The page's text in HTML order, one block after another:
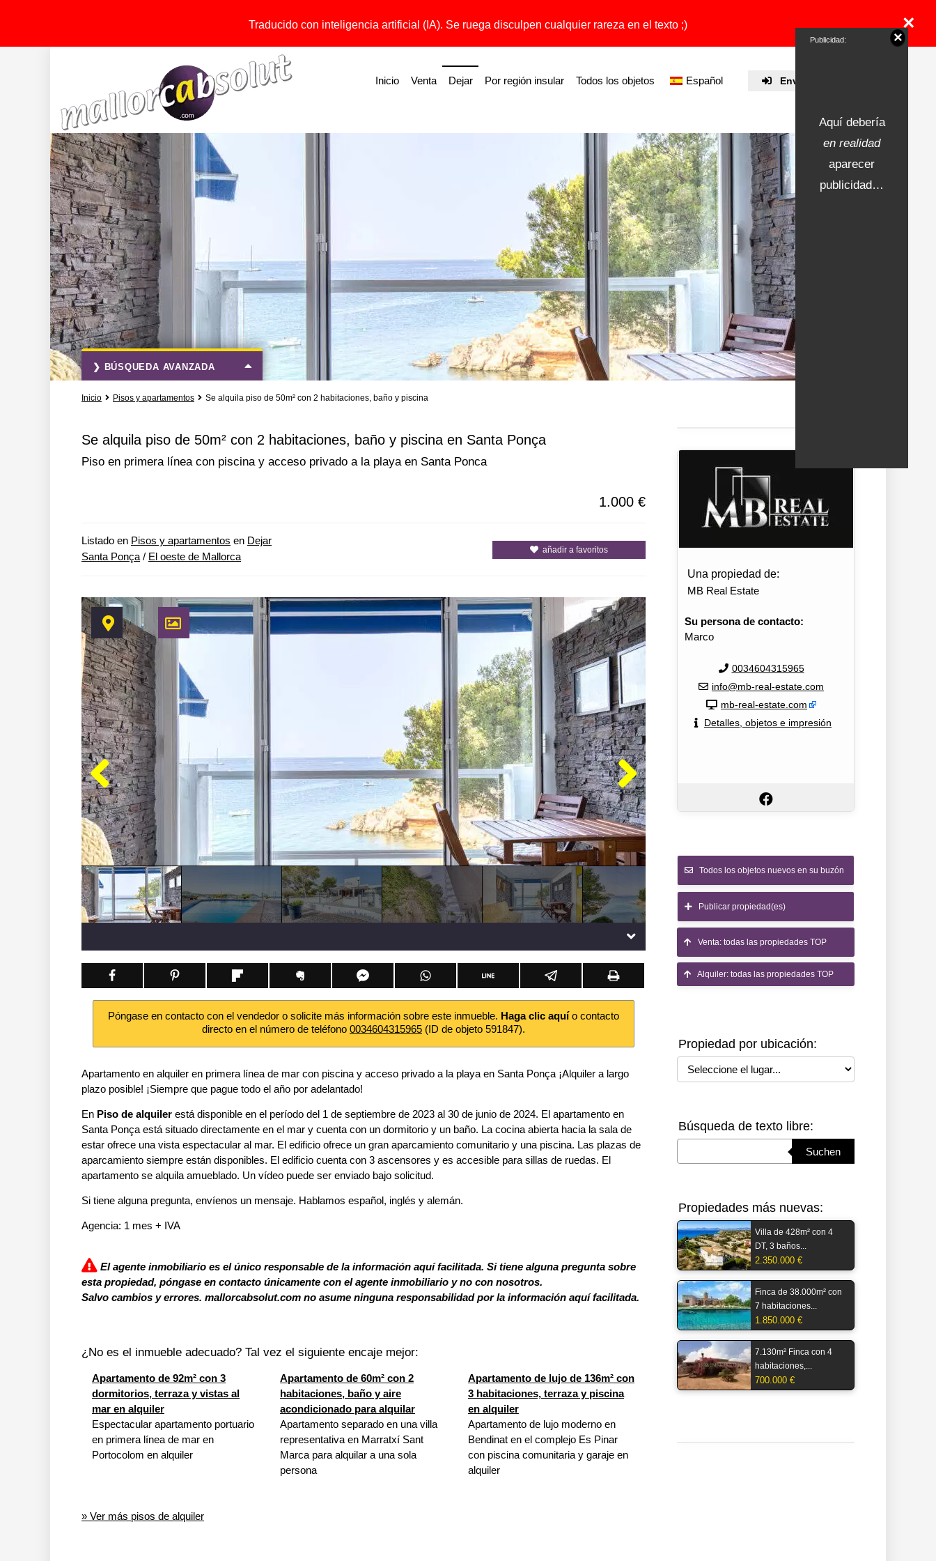
Traducido con inteligencia artificial (IA). Se ruega disculpen cualquier rareza en el texto ;) ×
Enviar propiedad
Inicio Venta Dejar Por región insular Todos los objetos Español
❯ BÚSQUEDA AVANZADA
Todas las acciones
Más opciones de búsqueda
Inicio Pisos y apartamentos Se alquila piso de 50m² con 2 habitaciones, baño y piscina
Se alquila piso de 50m² con 2 habitaciones, baño y piscina en Santa Ponça
Piso en primera línea con piscina y acceso privado a la playa en Santa Ponca
1.000 €
Listado en Pisos y apartamentos en Dejar
Santa Ponça / El oeste de Mallorca
añadir a favoritos
Póngase en contacto con el vendedor o solicite más información sobre este inmueble. Haga clic aquío contacto
directo en el número de teléfono 0034604315965 (ID de objeto 591847).
Apartamento en alquiler en primera línea de mar con piscina y acceso privado a la playa en Santa Ponça ¡Alquiler a largo
plazo posible! ¡Siempre que pague todo el año por adelantado!
En Piso de alquiler está disponible en el período del 1 de septiembre de 2023 al 30 de junio de 2024. El apartamento en
Santa Ponça está situado directamente en el mar y cuenta con un dormitorio y un baño. La cocina abierta hacia la sala de
estar ofrece una vista espectacular al mar. El edificio ofrece un gran aparcamiento comunitario y una piscina. Las plazas de
aparcamiento siempre están disponibles. El edificio cuenta con 3 ascensores y es accesible para sillas de ruedas. El
apartamento se alquila amueblado. Un vídeo puede ser enviado bajo solicitud.
Si tiene alguna pregunta, envíenos un mensaje. Hablamos español, inglés y alemán.
Agencia: 1 mes + IVA
El agente inmobiliario es el único responsable de la información aquí facilitada. Si tiene alguna pregunta sobre
esta propiedad, póngase en contacto únicamente con el agente inmobiliario y no con nosotros.
Salvo cambios y errores. mallorcabsolut.com no asume ninguna responsabilidad por la información aquí facilitada.
¿No es el inmueble adecuado? Tal vez el siguiente encaje mejor:
Apartamento de 92m² con 3
dormitorios, terraza y vistas al
mar en alquiler
Espectacular apartamento portuario
en primera línea de mar en
Portocolom en alquiler
Apartamento de 60m² con 2
habitaciones, baño y aire
acondicionado para alquilar
Apartamento separado en una villa
representativa en Marratxí Sant
Marca para alquilar a una sola
persona
Apartamento de lujo de 136m² con
3 habitaciones, terraza y piscina
en alquiler
Apartamento de lujo moderno en
Bendinat en el complejo Es Pinar
con piscina comunitaria y garaje en
alquiler
» Ver más pisos de alquiler
Una propiedad de:
MB Real Estate
Su persona de contacto:
Marco
0034604315965
info@mb-real-estate.com
mb-real-estate.com
Detalles, objetos e impresión
Todos los objetos nuevos en su buzón
Publicar propiedad(es)
Venta: todas las propiedades TOP
Alquiler: todas las propiedades TOP
Propiedad por ubicación:
Seleccione el lugar
Búsqueda de texto libre:
Suchen
Propiedades más nuevas:
Villa de 428m² con 4
DT, 3 baños...
2.350.000 €
Finca de 38.000m² con
7 habitaciones...
1.850.000 €
7.130m² Finca con 4
habitaciones,...
700.000 €
Publicidad:
Aquí debería
en realidad
aparecer
publicidad…
×